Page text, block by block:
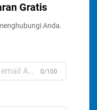
Gratis
Anda.
0/100